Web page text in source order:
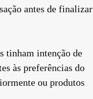
antes de finalizar
tinham intenção de
às preferências do
ou produtos